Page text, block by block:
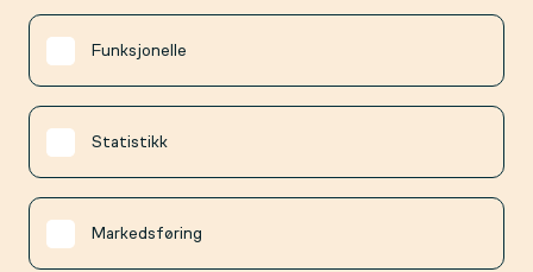
Funksjonelle
Statistikk
Markedsføring